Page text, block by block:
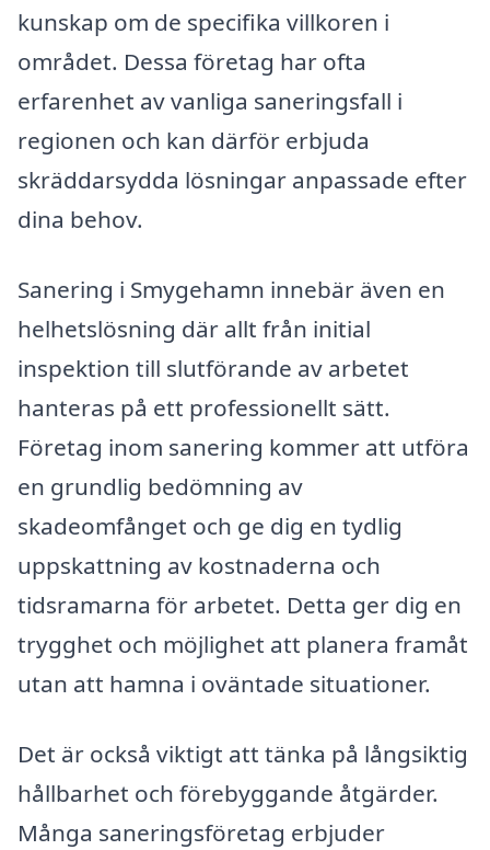
kunskap om de specifika villkoren i
området. Dessa företag har ofta
erfarenhet av vanliga saneringsfall i
regionen och kan därför erbjuda
skräddarsydda lösningar anpassade efter
dina behov.
Sanering i Smygehamn innebär även en
helhetslösning där allt från initial
inspektion till slutförande av arbetet
hanteras på ett professionellt sätt.
Företag inom sanering kommer att utföra
en grundlig bedömning av
skadeomfånget och ge dig en tydlig
uppskattning av kostnaderna och
tidsramarna för arbetet. Detta ger dig en
trygghet och möjlighet att planera framåt
utan att hamna i oväntade situationer.
Det är också viktigt att tänka på långsiktig
hållbarhet och förebyggande åtgärder.
Många saneringsföretag erbjuder